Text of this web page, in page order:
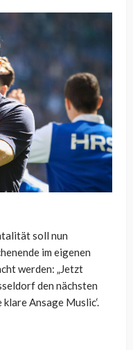
soll nun
im eigenen
werden: „Jetzt
den nächsten
Ansage Muslic‘.